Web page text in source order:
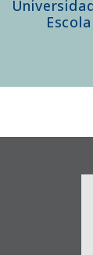
Escola